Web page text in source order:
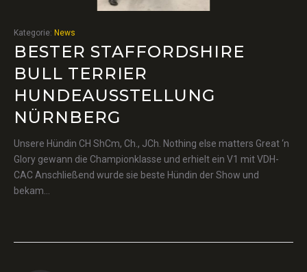
Kategorie: News
BESTER STAFFORDSHIRE
BULL TERRIER
HUNDEAUSSTELLUNG
NÜRNBERG
Unsere Hündin CH ShCm, Ch., JCh. Nothing else matters Great ‘n
Glory gewann die Championklasse und erhielt ein V1 mit VDH-
CAC Anschließend wurde sie beste Hündin der Show und
bekam…